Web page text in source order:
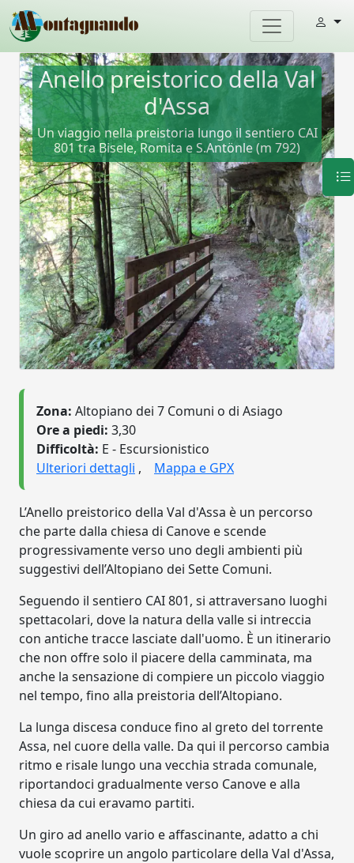
Anello preistorico della Val
d'Assa
Un viaggio nella preistoria lungo il sentiero CAI
801 tra Bisele, Romita e S.Antönle (m 792)
Zona: Altopiano dei 7 Comuni o di Asiago
Ore a piedi: 3,30
Difficoltà: E - Escursionistico
Ulteriori dettagli , Mappa e GPX
L’Anello preistorico della Val d'Assa è un percorso
che parte dalla chiesa di Canove e scende
progressivamente verso uno degli ambienti più
suggestivi dell’Altopiano dei Sette Comuni.
Seguendo il sentiero CAI 801, si attraversano luoghi
spettacolari, dove la natura della valle si intreccia
con antiche tracce lasciate dall'uomo. È un itinerario
che non offre solo il piacere della camminata, ma
anche la sensazione di compiere un piccolo viaggio
nel tempo, fino alla preistoria dell’Altopiano.
La lunga discesa conduce fino al greto del torrente
Assa, nel cuore della valle. Da qui il percorso cambia
ritmo e risale lungo una vecchia strada comunale,
riportandoci gradualmente verso Canove e alla
chiesa da cui eravamo partiti.
Un giro ad anello vario e affascinante, adatto a chi
vuole scoprire un angolo particolare della Val d'Assa,